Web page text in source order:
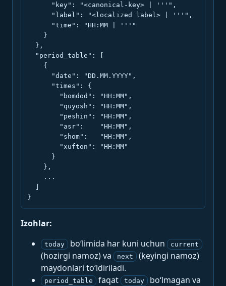
      "key": "<canonical-key> | '''",
      "label": "<localized label> | '''",
      "time": "HH:MM | '''"
    }
  },
  "period_table": [
    {
      "date": "DD.MM.YYYY",
      "times": {
        "bomdod": "HH:MM",
        "quyosh": "HH:MM",
        "peshin": "HH:MM",
        "asr":    "HH:MM",
        "shom":   "HH:MM",
        "xufton": "HH:MM"
      }
    },
    ...
}
Izohlar:
today bo‘limida har kuni uchun current
(hozirgi namoz) va next
(keyingi namoz)
maydonlari to‘ldiriladi.
period_table faqat today
bo‘lmagan va